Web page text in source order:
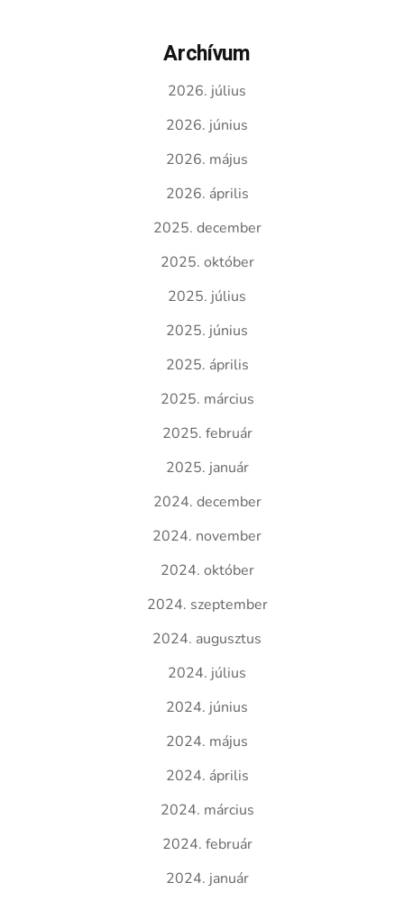
Archívum
2026. július
2026. június
2026. május
2026. április
2025. december
2025. október
2025. július
2025. június
2025. április
2025. március
2025. február
2025. január
2024. december
2024. november
2024. október
2024. szeptember
2024. augusztus
2024. július
2024. június
2024. május
2024. április
2024. március
2024. február
2024. január